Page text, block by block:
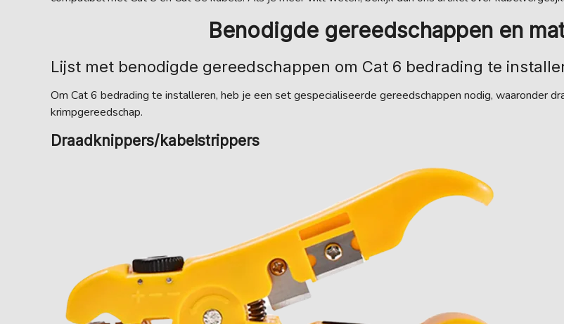
Benodigde gereedschappen en
Lijst met benodigde gereedschappen om Cat 6 bedrading te
Om Cat 6 bedrading te installeren, heb je een set gespecialiseerde gereedschappen nodig, waaronder
krimpgereedschap.
Draadknippers/kabelstrippers